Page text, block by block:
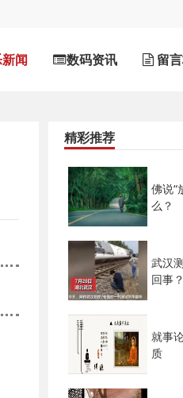
闻 数码资讯 留
精彩推荐
佛说“
么？
武汉
回事？
就事
质